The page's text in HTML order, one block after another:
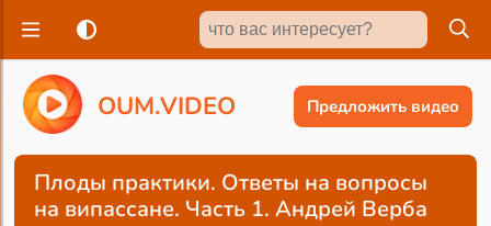
OUM.VIDEO Предложить видео
Плоды практики. Ответы на вопросы
на випассане. Часть 1. Андрей Верба